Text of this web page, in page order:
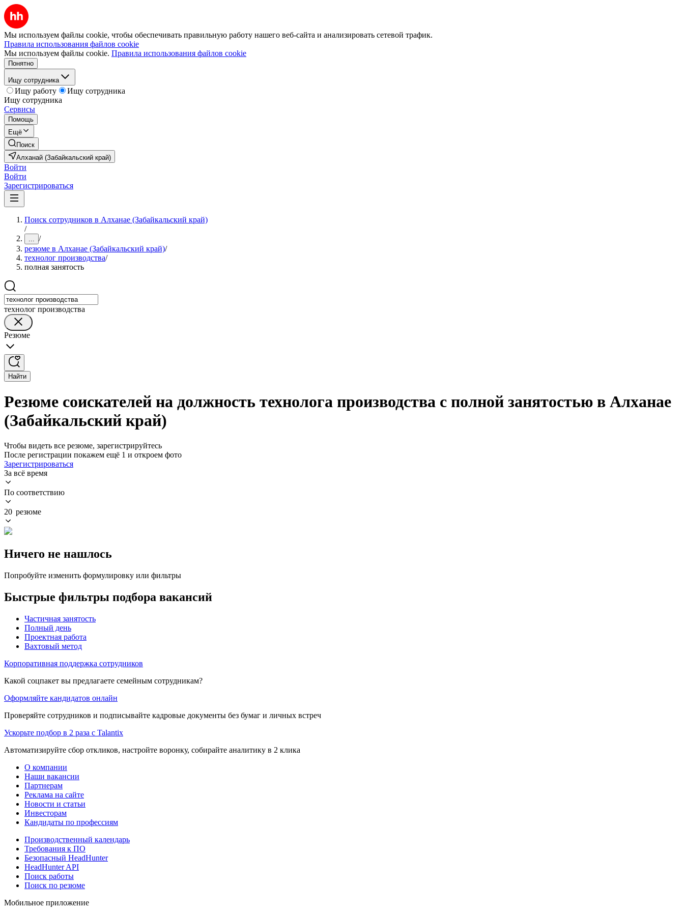
Мы используем файлы cookie, чтобы обеспечивать правильную работу нашего веб-сайта и анализировать сетевой трафик.
Правила использования файлов cookie
Мы используем файлы cookie. Правила использования файлов cookie
Понятно
Ищу сотрудника
Ищу работу
Ищу сотрудника
Ищу сотрудника
Сервисы
Помощь
Ещё
Поиск
Алханай (Забайкальский край)
Войти
Войти
Зарегистрироваться
Поиск сотрудников в Алханае (Забайкальский край)
/
... /
резюме в Алханае (Забайкальский край)/
технолог производства/
полная занятость
технолог производства
Резюме
Найти
Резюме соискателей на должность технолога производства с полной занятостью в Алханае
(Забайкальский край)
Чтобы видеть все резюме, зарегистрируйтесь
После регистрации покажем ещё 1 и откроем фото
Зарегистрироваться
За всё время
По соответствию
20 резюме
Ничего не нашлось
Попробуйте изменить формулировку или фильтры
Быстрые фильтры подбора вакансий
Частичная занятость
Полный день
Проектная работа
Вахтовый метод
Корпоративная поддержка сотрудников
Какой соцпакет вы предлагаете семейным сотрудникам?
Оформляйте кандидатов онлайн
Проверяйте сотрудников и подписывайте кадровые документы без бумаг и личных встреч
Ускорьте подбор в 2 раза с Talantix
Автоматизируйте сбор откликов, настройте воронку, собирайте аналитику в 2 клика
О компании
Наши вакансии
Партнерам
Реклама на сайте
Новости и статьи
Инвесторам
Кандидаты по профессиям
Производственный календарь
Требования к ПО
Безопасный HeadHunter
HeadHunter API
Поиск работы
Поиск по резюме
Мобильное приложение